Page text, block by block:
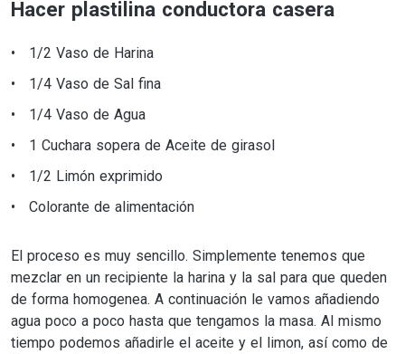
Hacer plastilina conductora casera
1/2 Vaso de Harina
1/4 Vaso de Sal fina
1/4 Vaso de Agua
1 Cuchara sopera de Aceite de girasol
1/2 Limón exprimido
Colorante de alimentación
El proceso es muy sencillo. Simplemente tenemos que
mezclar en un recipiente la harina y la sal para que queden
de forma homogenea. A continuación le vamos añadiendo
agua poco a poco hasta que tengamos la masa. Al mismo
tiempo podemos añadirle el aceite y el limon, así como de